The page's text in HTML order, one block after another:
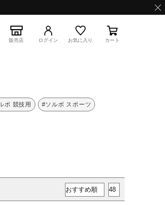
特集
販売店 ログイン お気に入り カート
ボ 競技用 #ソルボ スポーツ